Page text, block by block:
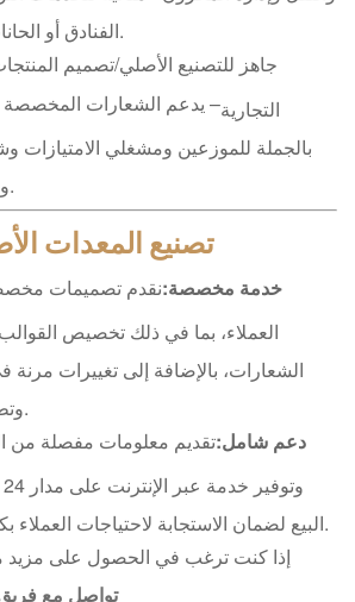
جاهز للتصنيع الأصلي/تصميم
التجارية– يدعم الشعارات المخصصة
بالجملة للموزعين ومشغلي الامتيازات
تصنيع المعدات
خدمة مخصصة:نقدم تصميمات
العملاء، بما في ذلك تخصيص
الشعارات، بالإضافة إلى تغييرات مرنة
دعم شامل:تقديم معلومات مفصلة من
إذا كنت ترغب في الحصول على مزيد
تواصل مع فريق